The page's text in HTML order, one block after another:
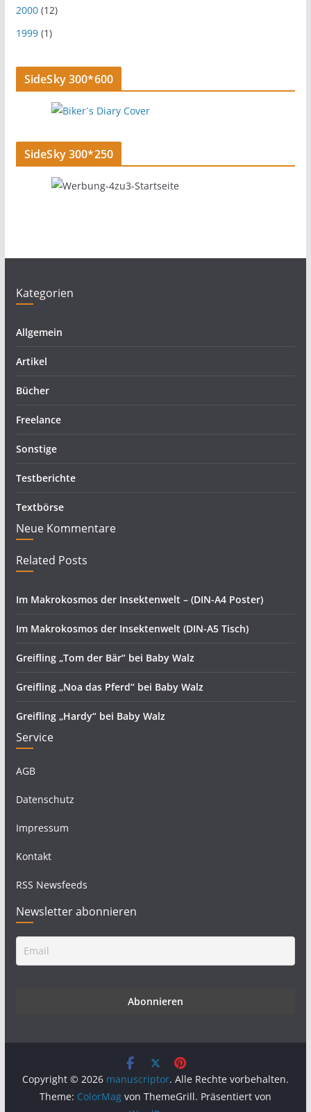
2000(12)
1999(1)
SideSky 300*600
SideSky 300*250
Kategorien
Allgemein
Artikel
Bücher
Freelance
Sonstige
Testberichte
Textbörse
Neue Kommentare
Related Posts
Im Makrokosmos der Insektenwelt – (DIN-A4 Poster)
Im Makrokosmos der Insektenwelt (DIN-A5 Tisch)
Greifling „Tom der Bär“ bei Baby Walz
Greifling „Noa das Pferd“ bei Baby Walz
Greifling „Hardy“ bei Baby Walz
Service
AGB
Datenschutz
Impressum
Kontakt
RSS Newsfeeds
Newsletter abonnieren
Copyright © 2026 manuscriptor. Alle Rechte vorbehalten.
Theme: ColorMagvon ThemeGrill. Präsentiert von